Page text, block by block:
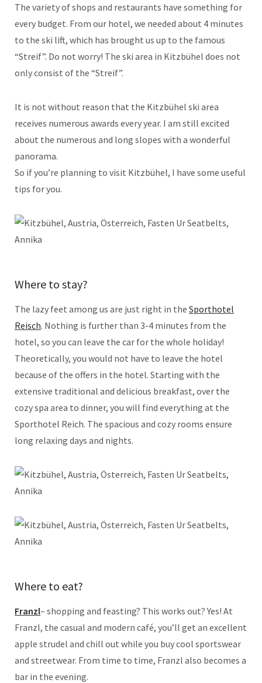
The variety of shops and restaurants have something for
every budget. From our hotel, we needed about 4 minutes
to the ski lift, which has brought us up to the famous
“Streif”. Do not worry! The ski area in Kitzbühel does not
only consist of the “Streif”.
It is not without reason that the Kitzbühel ski area
receives numerous awards every year. I am still excited
about the numerous and long slopes with a wonderful
panorama.
So if you’re planning to visit Kitzbühel, I have some useful
tips for you.
Where to stay?
The lazy feet among us are just right in the Sporthotel
Reisch. Nothing is further than 3-4 minutes from the
hotel, so you can leave the car for the whole holiday!
Theoretically, you would not have to leave the hotel
because of the offers in the hotel. Starting with the
extensive traditional and delicious breakfast, over the
cozy spa area to dinner, you will find everything at the
Sporthotel Reich. The spacious and cozy rooms ensure
long relaxing days and nights.
Where to eat?
Franzl– shopping and feasting? This works out? Yes! At
Franzl, the casual and modern café, you’ll get an excellent
apple strudel and chill out while you buy cool sportswear
and streetwear. From time to time, Franzl also becomes a
bar in the evening.